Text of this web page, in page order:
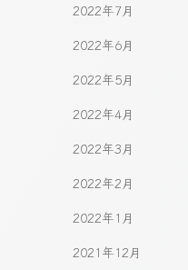
2022年7月
2022年6月
2022年5月
2022年4月
2022年3月
2022年2月
2022年1月
2021年12月